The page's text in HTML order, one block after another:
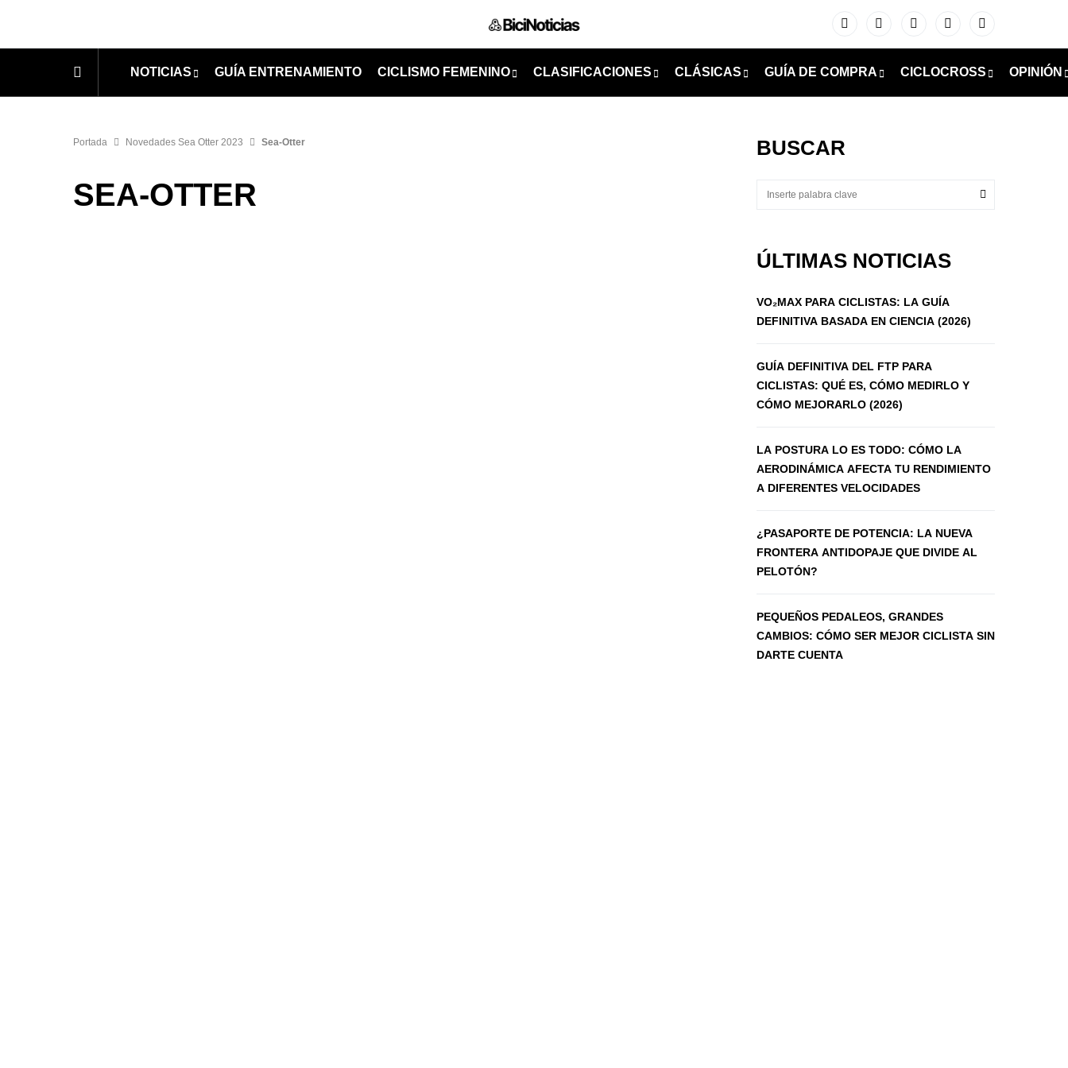
NOTICIAS GUÍA ENTRENAMIENTO CICLISMO FEMENINO CLASIFICACIONES CLÁSICAS GUÍA DE COMPRA CICLOCROSS OPINIÓN
Portada Novedades Sea Otter 2023 Sea-Otter
SEA-OTTER
BUSCAR
ÚLTIMAS NOTICIAS
VO₂MAX PARA CICLISTAS: LA GUÍA
DEFINITIVA BASADA EN CIENCIA (2026)
GUÍA DEFINITIVA DEL FTP PARA
CICLISTAS: QUÉ ES, CÓMO MEDIRLO Y
CÓMO MEJORARLO (2026)
LA POSTURA LO ES TODO: CÓMO LA
AERODINÁMICA AFECTA TU RENDIMIENTO
A DIFERENTES VELOCIDADES
¿PASAPORTE DE POTENCIA: LA NUEVA
FRONTERA ANTIDOPAJE QUE DIVIDE AL
PELOTÓN?
PEQUEÑOS PEDALEOS, GRANDES
CAMBIOS: CÓMO SER MEJOR CICLISTA SIN
DARTE CUENTA